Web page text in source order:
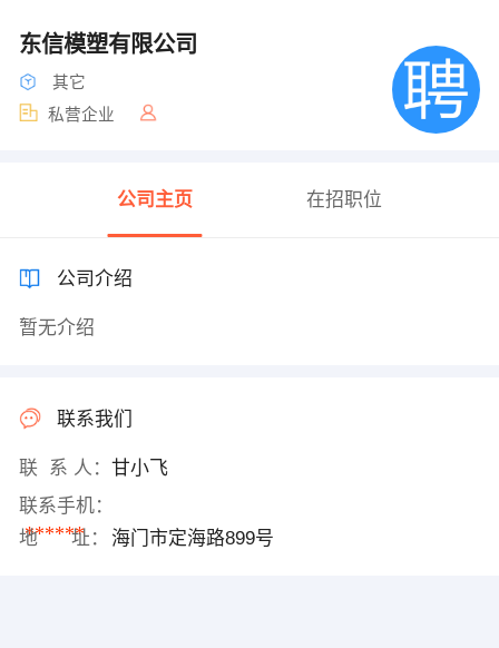
东信模塑有限公司
其它
私营企业
公司主页 在招职位
公司介绍
暂无介绍
联系我们
联 系 人： 甘小飞
联系手机：
******
地 址： 海门市定海路899号